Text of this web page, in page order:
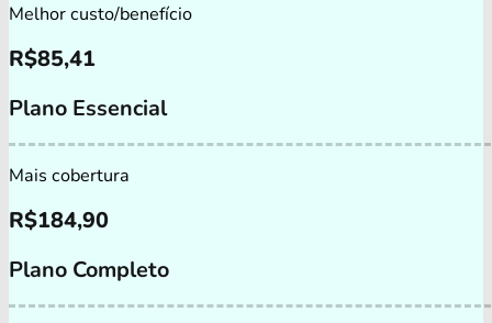
Melhor custo/benefício
R$85,41
Plano Essencial
Mais cobertura
R$184,90
Plano Completo